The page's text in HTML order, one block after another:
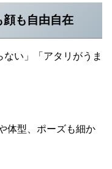
も自由自在
い」「アタリがうま
体型、ポーズも細か